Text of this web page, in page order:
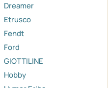
Dreamer
Etrusco
Fendt
Ford
GIOTTILINE
Hobby